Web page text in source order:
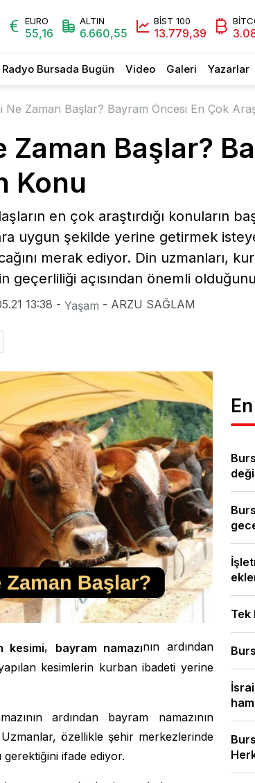
EURO
55,16
ALTIN
6.660,55
BİST 100
13.779,39
Radyo Bursada Bugün Video Galeri Yazarlar
Ne Zaman Başlar? Bayram Öncesi En Çok
Zaman Başlar?
Konu
en çok araştırdığı konuların
uygun şekilde yerine getirmek
merak ediyor. Din uzmanları,
geçerliliği açısından önemli
13:38 - Yaşam - ARZU SAĞLAM
kesimi, bayram namazının ardından
kesimlerin kurban ibadeti yerine
ardından bayram namazının
Uzmanlar, özellikle şehir merkezlerinde
gerektiğini ifade ediyor.
Tek